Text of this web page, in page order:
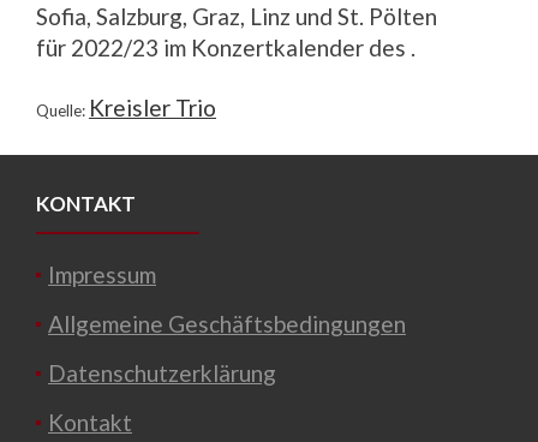
Sofia, Salzburg, Graz, Linz und St. Pölten
für 2022/23 im Konzertkalender des .
Quelle: Kreisler Trio
KONTAKT
Impressum
Allgemeine Geschäftsbedingungen
Datenschutzerklärung
Kontakt